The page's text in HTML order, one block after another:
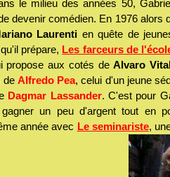
le milieu des années 50,
devenir comédien. En 1976 alors
Laurenti en quête de
prépare, Les farceurs de
propose aux cotés deAlvaro
de Alfredo Pea, celui d'un jeune
Dagmar Lassander. C'est pour
un peu d'argent tout en
année avec Le seminariste,